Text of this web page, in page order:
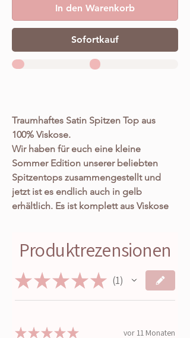
In den Warenkorb
Sofortkauf
Traumhaftes Satin Spitzen Top aus
100% Viskose.
Wir haben für euch eine kleine
Sommer Edition unserer beliebten
Spitzentops zusammengestellt und
jetzt ist es endlich auch in gelb
erhältlich. Es ist komplett aus Viskose
nicht nur eine 1a Qualität, sind super
sich jedem deiner Outfits super an,
sondern sind zudem auch noch super
eignen sie sich einfach perfekt und
Produktrezensionen
★★★★★ 1
★★★★★ vor 11 Monaten